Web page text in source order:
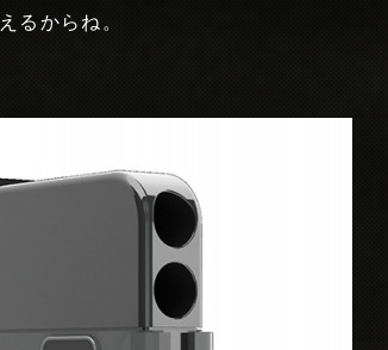
るからね。